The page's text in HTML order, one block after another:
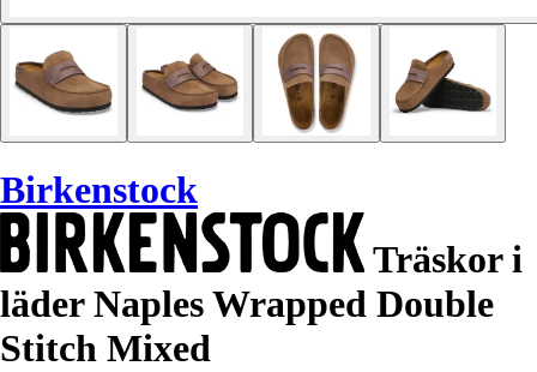
Birkenstock
Träskor i
läder Naples Wrapped Double
Stitch Mixed